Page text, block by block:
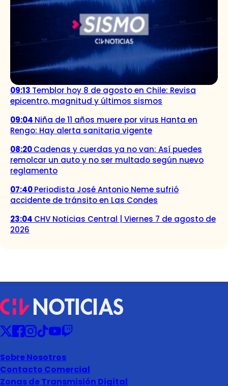
09:13 Temblor hoy 8 de agosto en Chile: Revisa
epicentro, magnitud y últimos sismos
09:04 Niña de 11 años muere por virus Hanta en
Rengo: Hay alerta sanitaria vigente
08:20Cadenas y cuerdas ya no van: Así puedes
remolcar un auto y no ser multado según nuevo
reglamento
07:40Periodista José Antonio Neme sufrió
accidente de tránsito en Las Condes
23:04 CHV Noticias Central | Viernes 7 de agosto de
2026
Sobre Nosotros
Contacto Comercial
Zonas de Transmisión Digital